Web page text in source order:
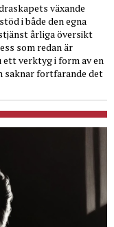
växande
i både den egna
årliga översikt
som redan är
ett verktyg i form av en
saknar fortfarande det